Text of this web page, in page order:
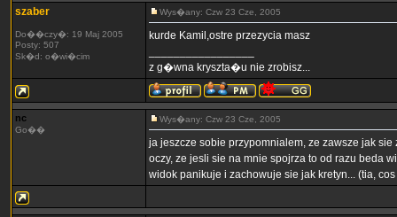
szaber
Do��czy�: 19 Maj 2005
Posty: 507
Sk�d: o�wi�cim
Wys�any: Czw 23 Cze, 2005
kurde Kamil,ostre przezycia masz
z g�wna kryszta�u nie zrobisz...
nc
Go��
Wys�any: Czw 23 Cze, 2005
ja jeszcze sobie przypomnialem, ze zawsze jak
oczy, ze jesli sie na mnie spojrza to od razu beda
widok panikuje i zachowuje sie jak kretyn... (tia,